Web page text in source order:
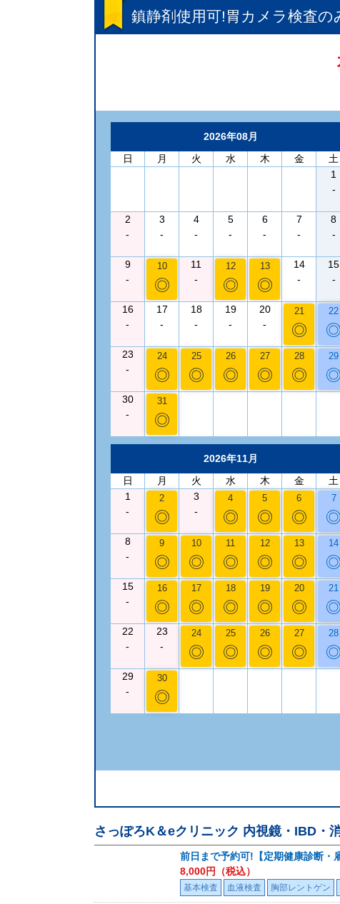
鎮静剤使用可!胃カメラ検査の
2026年08月
日
月 火 水 木 金
土
1
-
2
-
3
-
4
-
5
-
6
-
7
-
8
-
9
-
10
◎
11
-
12
◎
13
◎
14
-
15
-
16
-
17
-
18
-
19
-
20
-
21
◎
22
◎
23
-
24
◎
25
◎
26
◎
27
◎
28
◎
29
◎
30
-
31
◎
2026年11月
日
月 火 水 木 金
土
1
-
2
◎
3
-
4
◎
5
◎
6
◎
7
◎
8
-
9
◎
10
◎
11
◎
12
◎
13
◎
14
◎
15
-
16
◎
17
◎
18
◎
19
◎
20
◎
21
◎
22
-
23
-
24
◎
25
◎
26
◎
27
◎
28
◎
29
-
30
◎
さっぽろK＆eクリニック 内視鏡・IBD・
前日まで予約可!【定期健康診断・
8,000円（税込）
基本検査 血液検査 胸部レントゲン